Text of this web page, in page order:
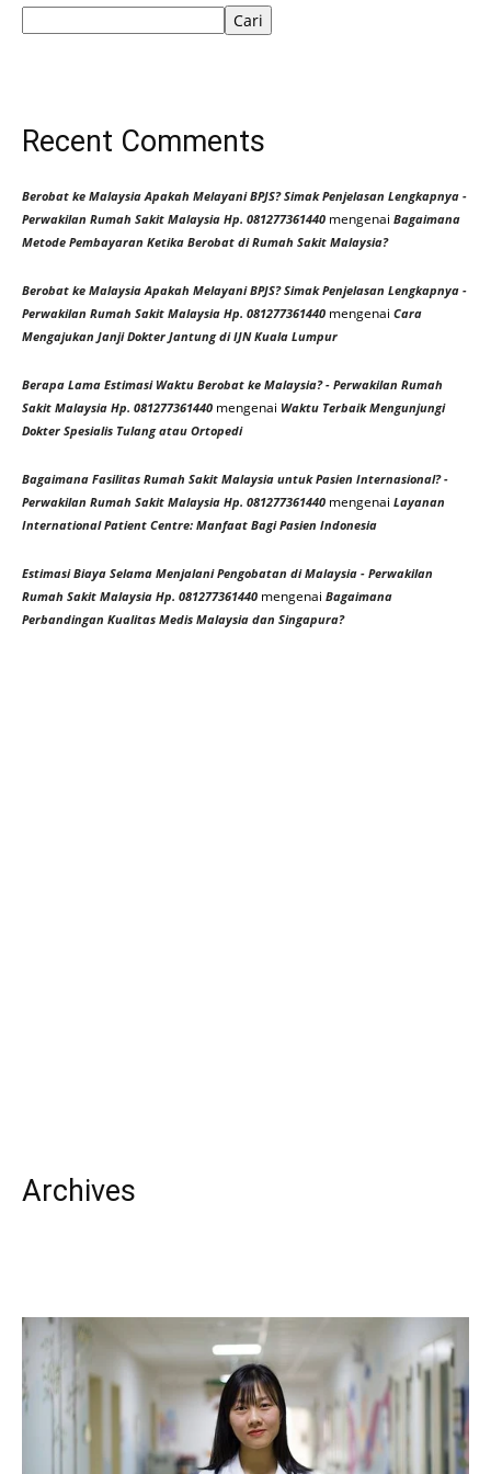
Cari
Recent Comments
Berobat ke Malaysia Apakah Melayani BPJS? Simak Penjelasan Lengkapnya -
Perwakilan Rumah Sakit Malaysia Hp. 081277361440 mengenai Bagaimana
Metode Pembayaran Ketika Berobat di Rumah Sakit Malaysia?
Berobat ke Malaysia Apakah Melayani BPJS? Simak Penjelasan Lengkapnya -
Perwakilan Rumah Sakit Malaysia Hp. 081277361440 mengenai Cara
Mengajukan Janji Dokter Jantung di IJN Kuala Lumpur
Berapa Lama Estimasi Waktu Berobat ke Malaysia? - Perwakilan Rumah
Sakit Malaysia Hp. 081277361440 mengenai Waktu Terbaik Mengunjungi
Dokter Spesialis Tulang atau Ortopedi
Bagaimana Fasilitas Rumah Sakit Malaysia untuk Pasien Internasional? -
Perwakilan Rumah Sakit Malaysia Hp. 081277361440 mengenai Layanan
International Patient Centre: Manfaat Bagi Pasien Indonesia
Estimasi Biaya Selama Menjalani Pengobatan di Malaysia - Perwakilan
Rumah Sakit Malaysia Hp. 081277361440 mengenai Bagaimana
Perbandingan Kualitas Medis Malaysia dan Singapura?
Archives